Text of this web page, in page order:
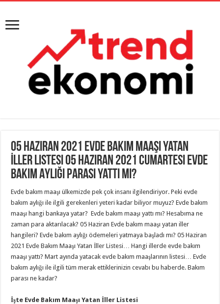
05 Haziran 2021 Evde Bakım Maaşı Yatan
İller Listesi 05 Haziran 2021 Cumartesi Evde
Bakım Aylığı Parası Yattı Mı?
Evde bakım maaşı ülkemizde pek çok insanı ilgilendiriyor. Peki evde
bakım aylığı ile ilgili gerekenleri yeteri kadar biliyor muyuz? Evde bakım
maaşı hangi bankaya yatar? Evde bakım maaşı yattı mı? Hesabıma ne
zaman para aktarılacak? 05 Haziran Evde bakım maaşı yatan iller
hangileri? Evde bakım aylığı ödemeleri yatmaya başladı mı? 05 Haziran
2021 Evde Bakım Maaşı Yatan İller Listesi… Hangi illerde evde bakım
maaşı yattı? Mart ayında yatacak evde bakım maaşlarının listesi… Evde
bakım aylığı ile ilgili tüm merak ettiklerinizin cevabı bu haberde. Bakım
parası ne kadar?
İşte Evde Bakım Maaşı Yatan İller Listesi